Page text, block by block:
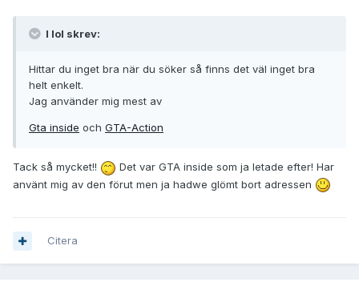
I lol skrev:
Hittar du inget bra när du söker så finns det väl inget bra
helt enkelt.
Jag använder mig mest av
Gta inside och GTA-Action
Tack så mycket!!
Det var GTA inside som ja letade efter! Har
använt mig av den förut men ja hadwe glömt bort adressen
Citera